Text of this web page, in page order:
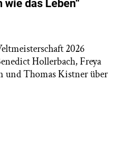
das Leben“
2026
Hollerbach, Freya
und Thomas Kistner über